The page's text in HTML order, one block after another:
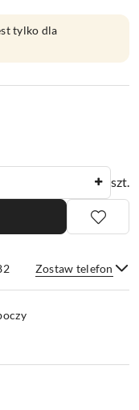
tylko dla
szt.
Zostaw telefon